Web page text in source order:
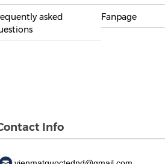
asked
Fanpage
Info